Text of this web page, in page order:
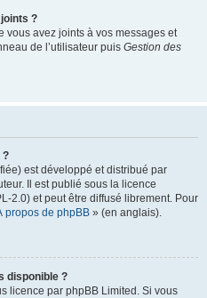
?
vous avez joints à vos messages et
de l’utilisateur puis Gestion des
?
est développé et distribué par
Il est publié sous la licence
2.0) et peut être diffusé librement. Pour
propos de phpBB » (en anglais).
disponible ?
licence par phpBB Limited. Si vous